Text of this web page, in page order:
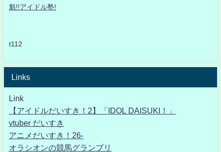
魁!!アイドル塾!
t112
Links
Link
【アイドルだいすき！2】「IDOL DAISUKI！」
vtuber だいすき
アニメだいすき！26-
オラシオンの競馬グランプリ